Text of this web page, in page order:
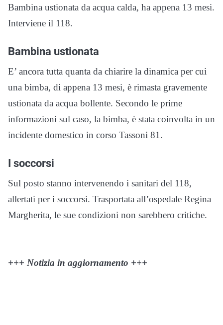
Bambina ustionata da acqua calda, ha appena 13 mesi.
Interviene il 118.
Bambina ustionata
E’ ancora tutta quanta da chiarire la dinamica per cui
una bimba, di appena 13 mesi, è rimasta gravemente
ustionata da acqua bollente. Secondo le prime
informazioni sul caso, la bimba, è stata coinvolta in un
incidente domestico in corso Tassoni 81.
I soccorsi
Sul posto stanno intervenendo i sanitari del 118,
allertati per i soccorsi. Trasportata all’ospedale Regina
Margherita, le sue condizioni non sarebbero critiche.
+++ Notizia in aggiornamento +++